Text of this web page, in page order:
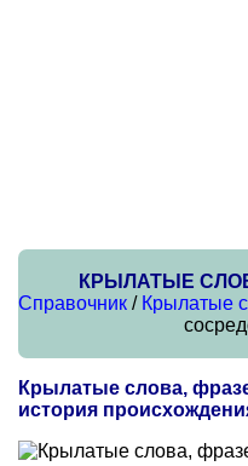
КРЫЛАТЫЕ
Справочник / Крылатые
Крылатые слова,
история